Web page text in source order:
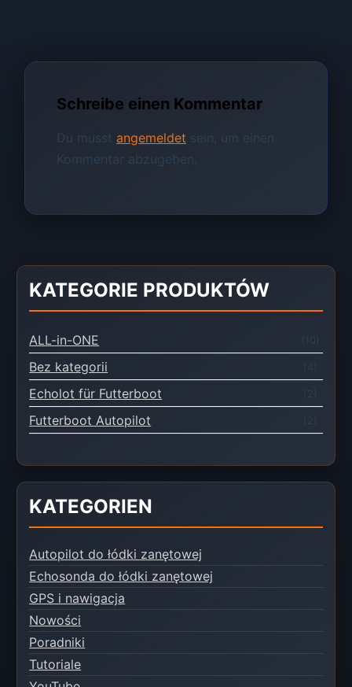
Schreibe einen Kommentar
Du musstangemeldet sein, um einen
Kommentar abzugeben.
KATEGORIE PRODUKTÓW
ALL-in-ONE (10)
Bez kategorii (4)
Echolot für Futterboot
Futterboot Autopilot
KATEGORIEN
Autopilot do łódki zanętowej
Echosonda do łódki zanętowej
GPS i nawigacja
Nowości
Poradniki
Tutoriale